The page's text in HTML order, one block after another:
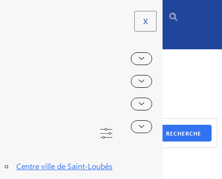
X
EMPLACEMENTS
RECHERCHE
Centre ville de Saint-Loubès